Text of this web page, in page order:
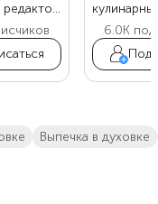
кулинарный редактор Food.ru
6.0K
выпечка в духовке